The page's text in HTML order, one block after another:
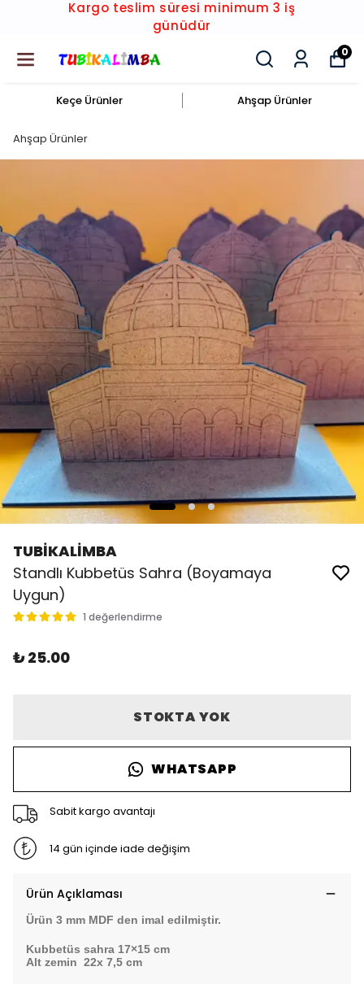
Kargo teslim süresi minimum 3 iş
günüdür
0
Keçe Ürünler Ahşap Ürünler
Ahşap Ürünler
TUBİKALİMBA
Standlı Kubbetüs Sahra (Boyamaya
Uygun)
1 değerlendirme
₺ 25.00
STOKTA YOK
WHATSAPP
Sabit kargo avantajı
14 gün içinde iade değişim
Ürün Açıklaması
Ürün 3 mm MDF den imal edilmiştir.
Kubbetüs sahra 17×15 cm
Alt zemin 22x 7,5 cm